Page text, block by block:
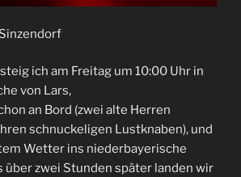
ich am Freitag um 10:00 Uhr in
von Lars,
an Bord (zwei alte Herren
schnuckeligen Lustknaben), und
Wetter ins niederbayerische
über zwei Stunden später landen wir